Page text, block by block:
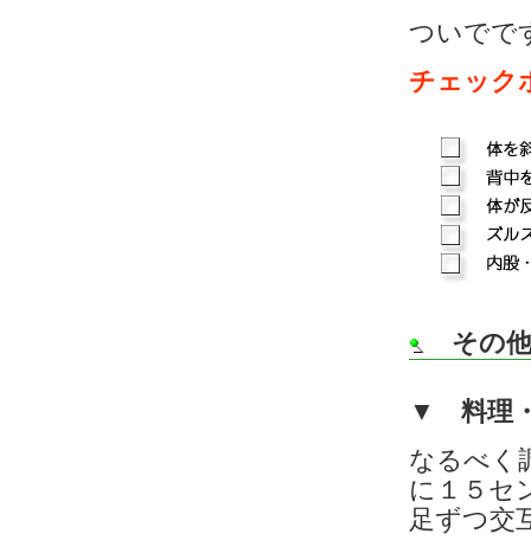
ついでで
チェック
その
▼ 料理
なるべく
に１５セ
足ずつ交